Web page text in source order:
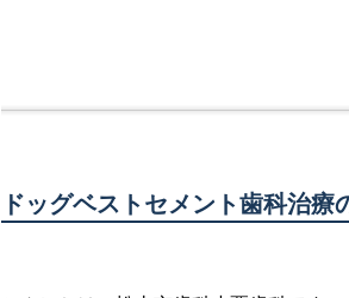
ドッグベストセメント歯科治